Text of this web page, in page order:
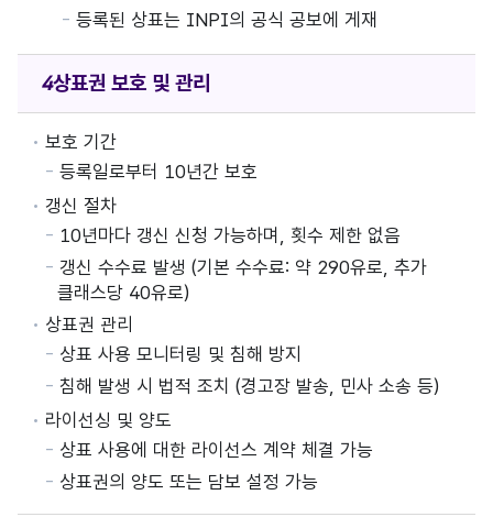
등록된 상표는 INPI의 공식 공보에 게재
상표권 보호 및 관리
보호 기간
등록일로부터 10년간 보호
갱신 절차
10년마다 갱신 신청 가능하며, 횟수 제한 없음
갱신 수수료 발생 (기본 수수료: 약 290유로, 추가
클래스당 40유로)
상표권 관리
상표 사용 모니터링 및 침해 방지
침해 발생 시 법적 조치 (경고장 발송, 민사 소송 등)
라이선싱 및 양도
상표 사용에 대한 라이선스 계약 체결 가능
상표권의 양도 또는 담보 설정 가능